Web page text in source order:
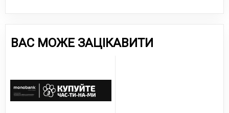
ВАС МОЖЕ ЗАЦІКАВИТИ